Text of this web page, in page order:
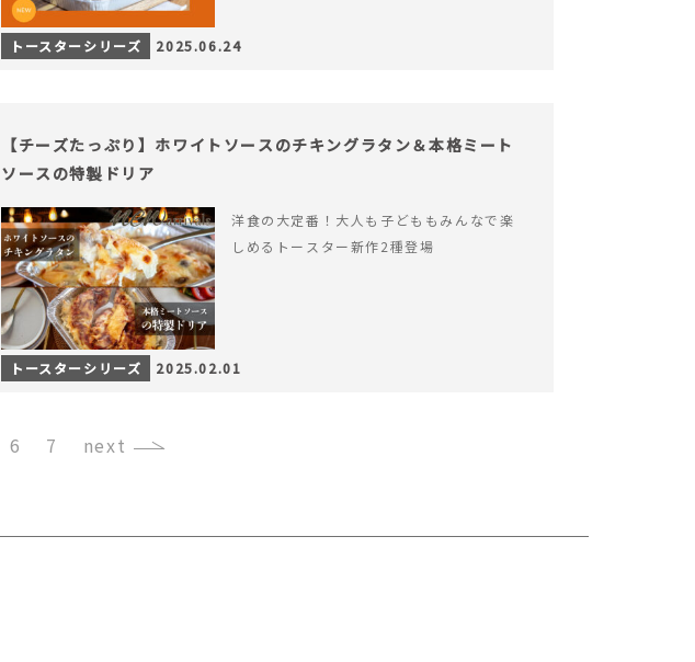
トースターシリーズ 2025.06.24
【チーズたっぷり】ホワイトソースのチキングラタン＆本格ミート
ソースの特製ドリア
洋食の大定番！大人も子どももみんなで楽
しめるトースター新作2種登場
トースターシリーズ 2025.02.01
6 7 ›